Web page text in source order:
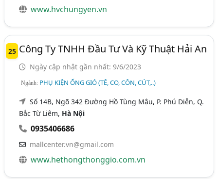
www.hvchungyen.vn
25 Công Ty TNHH Đầu Tư Và Kỹ Thuật Hải An
Ngày cập nhật gần nhất: 9/6/2023
Ngành: PHỤ KIỆN ỐNG GIÓ (TÊ, CO, CÔN, CÚT,..)
Số 14B, Ngõ 342 Đường Hồ Tùng Mậu, P. Phú Diễn, Q.
Bắc Từ Liêm, Hà Nội
0935406686
mallcenter.vn@gmail.com
www.hethongthonggio.com.vn